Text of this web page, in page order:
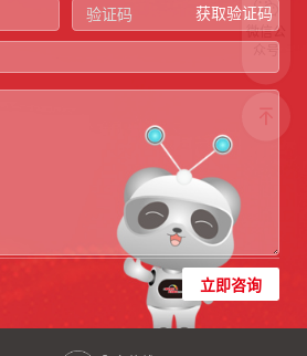
微信公
众号
获取验证码
立即咨询